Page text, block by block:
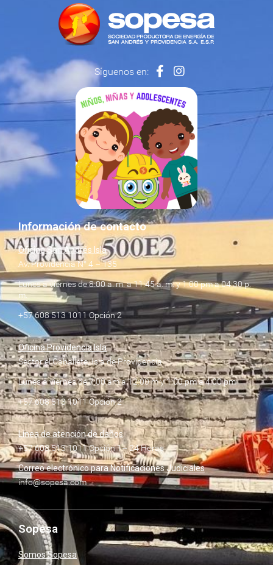
Síguenos en:
Información de contacto
Oficina San Andrés Isla
Av. Providencia N° 4 – 135
Lunes a viernes de 8:00 a. m. a 11:45 a. m. y 1:00 pm a 04:30 p.
m.
+57 608 513 1011 Opción 2
Oficina Providencia Isla
Sector el Caballete, Isla de Providencia
Lunes a viernes de 7:00 am a 12:00 m y 1:00 pm a 4:00 pm
+57 608 513 1011 Opción 2
Línea de atención de daños
+57 608 513 1011 Opción 1– 24 Horas
Correo electrónico para Notificaciones Judiciales
info@sopesa.com
Sopesa
Somos Sopesa